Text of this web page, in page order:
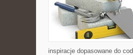
inspiracje dopasowane do